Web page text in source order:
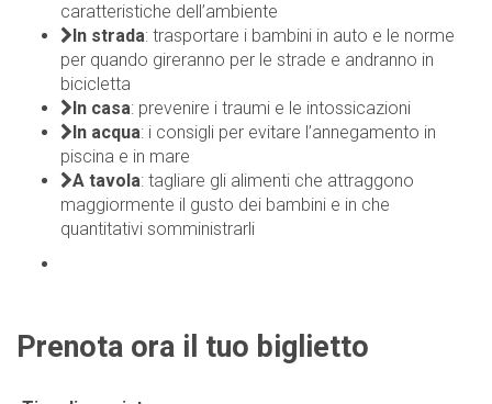
caratteristiche dell’ambiente
In strada: trasportare i bambini in auto e le norme
per quando gireranno per le strade e andranno in
bicicletta
In casa: prevenire i traumi e le intossicazioni
In acqua: i consigli per evitare l’annegamento in
piscina e in mare
A tavola: tagliare gli alimenti che attraggono
maggiormente il gusto dei bambini e in che
quantitativi somministrarli
Prenota ora il tuo biglietto